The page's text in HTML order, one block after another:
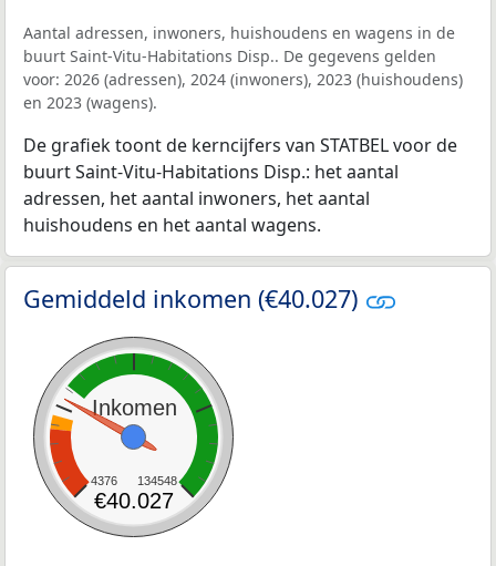
Aantal adressen, inwoners, huishoudens en wagens in de
buurt Saint-Vitu-Habitations Disp.. De gegevens gelden
voor: 2026 (adressen), 2024 (inwoners), 2023 (huishoudens)
en 2023 (wagens).
De grafiek toont de kerncijfers van STATBEL voor de
buurt Saint-Vitu-Habitations Disp.: het aantal
adressen, het aantal inwoners, het aantal
huishoudens en het aantal wagens.
Gemiddeld inkomen (€40.027)
Inkomen
4376 134548
€40.027